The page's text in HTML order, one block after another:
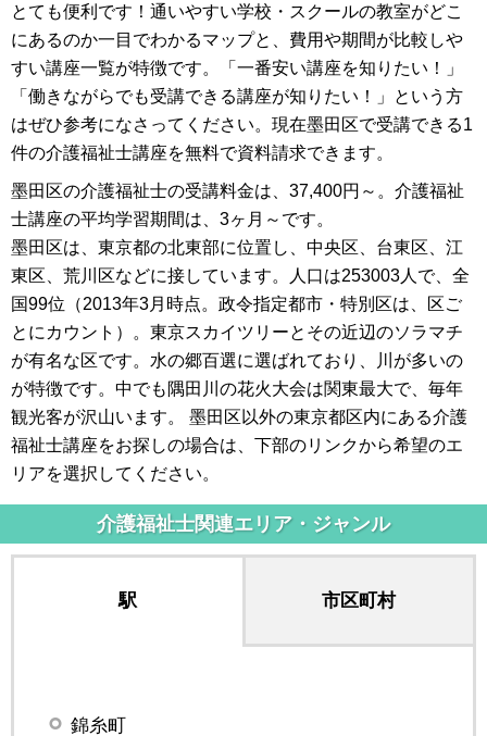
キャリカレの教材は、「テキスト」「添削問題集」「一問一答」「過
去問題」と試験対策万全のフルセット教材です。試験結果を徹底分析
し、最新の試験対 ...
とても便利です！通いやすい学校・スクールの教室がどこ
にあるのか一目でわかるマップと、費用や期間が比較しや
すい講座一覧が特徴です。「一番安い講座を知りたい！」
「働きながらでも受講できる講座が知りたい！」という方
はぜひ参考になさってください。現在墨田区で受講できる1
件の介護福祉士講座を無料で資料請求できます。
墨田区の介護福祉士の受講料金は、37,400円～。介護福祉
士講座の平均学習期間は、3ヶ月～です。
墨田区は、東京都の北東部に位置し、中央区、台東区、江
東区、荒川区などに接しています。人口は253003人で、全
国99位（2013年3月時点。政令指定都市・特別区は、区ご
とにカウント）。東京スカイツリーとその近辺のソラマチ
が有名な区です。水の郷百選に選ばれており、川が多いの
が特徴です。中でも隅田川の花火大会は関東最大で、毎年
観光客が沢山います。 墨田区以外の東京都区内にある介護
福祉士講座をお探しの場合は、下部のリンクから希望のエ
リアを選択してください。
介護福祉士関連エリア・ジャンル
駅
錦糸町
市区町村